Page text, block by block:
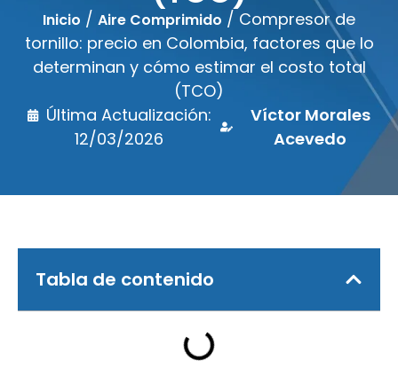
Inicio / Aire Comprimido / Compresor de
tornillo: precio en Colombia, factores que lo
determinan y cómo estimar el costo total
(TCO)
Última Actualización:
12/03/2026
Víctor Morales
Acevedo
Tabla de contenido